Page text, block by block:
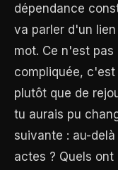
dépendance
va parler d'un
mot. Ce n'est
compliquée, c'est
plutôt que de
tu aurais pu
suivante : au-
actes ? Quels